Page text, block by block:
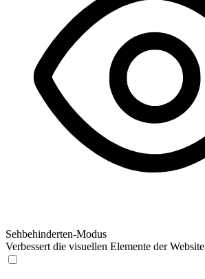
Sehbehinderten-Modus
Verbessert die visuellen Elemente der Website